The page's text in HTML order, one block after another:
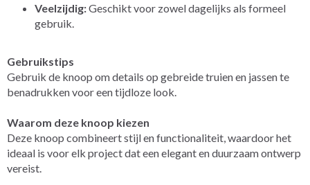
Veelzijdig:Geschikt voor zowel dagelijks als formeel
gebruik.
Gebruikstips
Gebruik de knoop om details op gebreide truien en jassen te
benadrukken voor een tijdloze look.
Waarom deze knoop kiezen
Deze knoop combineert stijl en functionaliteit, waardoor het
ideaal is voor elk project dat een elegant en duurzaam ontwerp
vereist.